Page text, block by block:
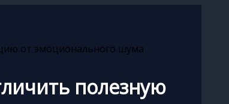
от эмоционального шума
полезную